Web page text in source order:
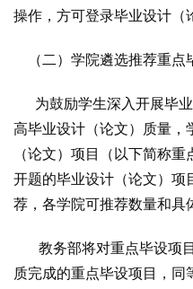
操作，方可登录毕业设计（
（二）学院遴选推荐重点
为鼓励学生深入开展毕
高毕业设计（论文）质量，
（论文）项目（以下简称
开题的毕业设计（论文）项
荐，各学院可推荐数量和具
教务部将对重点毕设项
质完成的重点毕设项目，同